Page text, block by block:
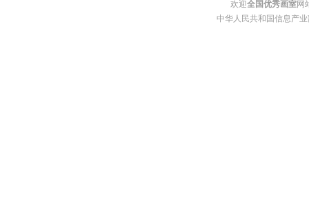
欢迎全国优秀画室网
中华人民共和国信息产